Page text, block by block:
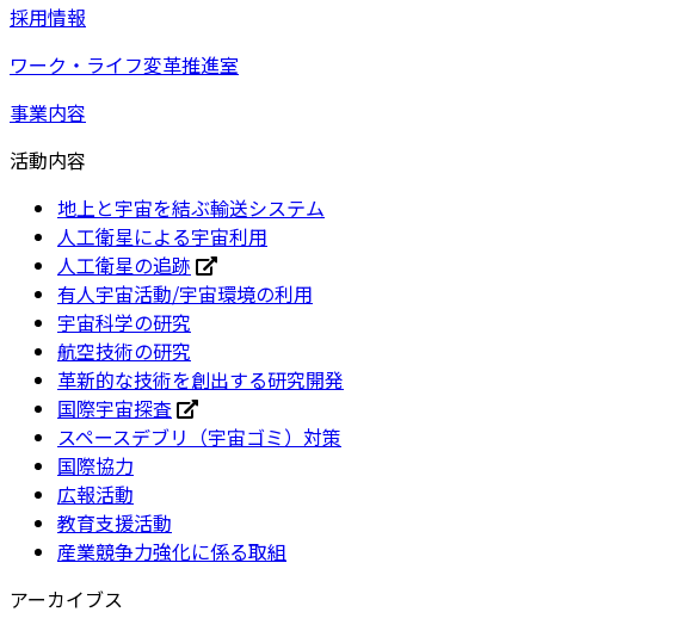
採用情報
ワーク・ライフ変革推進室
事業内容
活動内容
地上と宇宙を結ぶ輸送システム
人工衛星による宇宙利用
人工衛星の追跡
有人宇宙活動/宇宙環境の利用
宇宙科学の研究
航空技術の研究
革新的な技術を創出する研究開発
国際宇宙探査
スペースデブリ（宇宙ゴミ）対策
国際協力
広報活動
教育支援活動
産業競争力強化に係る取組
アーカイブス